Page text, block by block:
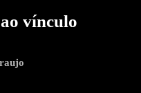
vínculo